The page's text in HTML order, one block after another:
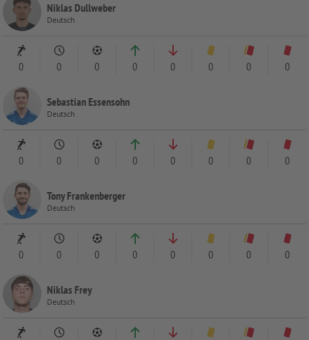
Niklas Dullweber
Deutsch
0 0 0 0 0 0 0 0
Sebastian Essensohn
Deutsch
0 0 0 0 0 0 0 0
Tony Frankenberger
Deutsch
0 0 0 0 0 0 0 0
Niklas Frey
Deutsch